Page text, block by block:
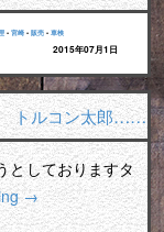
• 宮崎 • 販売 • 車検
2015年07月1日
トルコン太郎……
としておりますタ
→